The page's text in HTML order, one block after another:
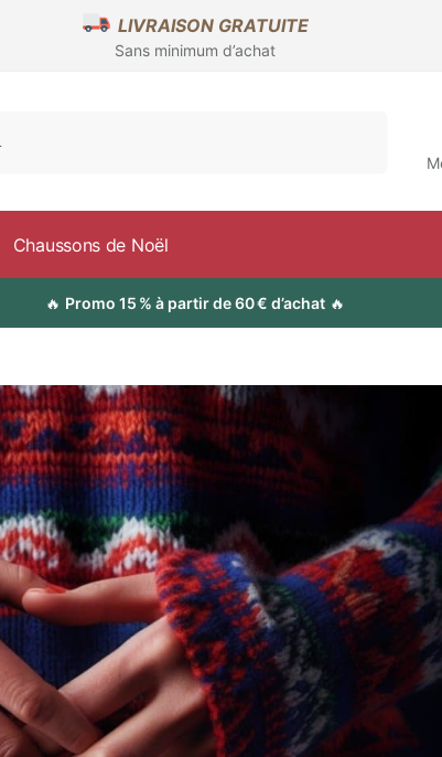
LIVRAISON GRATUITE
Sans minimum d’achat
Chaussons de Noël
🔥 Promo 15 % à partir de 60 € d’achat 🔥